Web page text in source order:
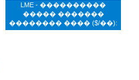
LME - ����������
����� �������
�������� ���� ($/��):